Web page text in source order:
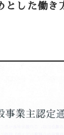
とした働